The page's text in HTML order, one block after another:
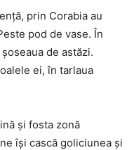
prin Corabia au
pod de vase. În
de astăzi.
ei, în tarlaua
şi fosta zonă
îşi cască goliciunea şi